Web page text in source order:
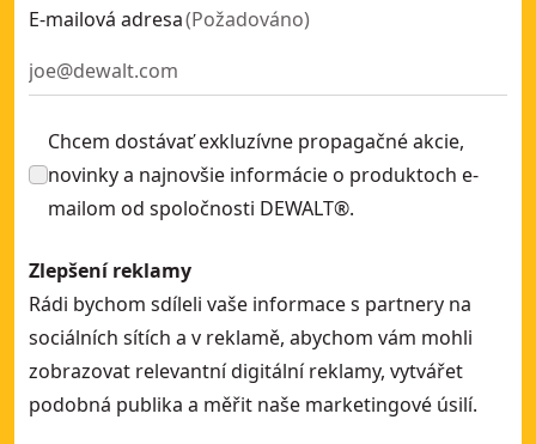
E-mailová adresa(Požadováno)
Chcem dostávať exkluzívne propagačné akcie,
novinky a najnovšie informácie o produktoch e-
mailom od spoločnosti DEWALT®.
Zlepšení reklamy
Rádi bychom sdíleli vaše informace s partnery na
sociálních sítích a v reklamě, abychom vám mohli
zobrazovat relevantní digitální reklamy, vytvářet
podobná publika a měřit naše marketingové úsilí.